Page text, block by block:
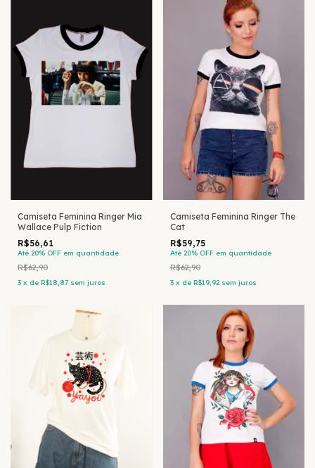
Camiseta Feminina Ringer Mia
Wallace Pulp Fiction
R$56,61
Até 20% OFF em quantidade
R$62,90
3 x de R$18,87 sem juros
Camiseta Feminina Ringer The
Cat
R$59,75
Até 20% OFF em quantidade
R$62,90
3 x de R$19,92 sem juros